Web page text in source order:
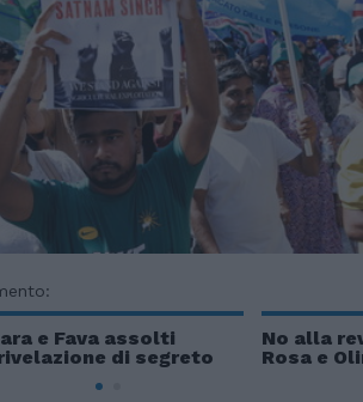
e Fava assolti
di segreto
No alla
Rosa e